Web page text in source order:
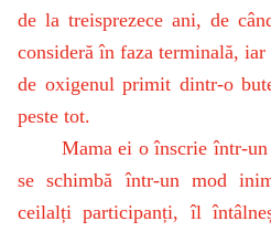
de la treisprezece ani, de
consideră în faza terminală,
de oxigenul primit dintr-o
peste tot.
Mama ei o înscrie într-un
se schimbă într-un mod
ceilalți participanți, îl